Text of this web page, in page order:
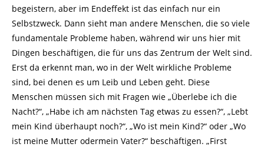
begeistern, aber im Endeffekt ist das einfach nur ein
Selbstzweck. Dann sieht man andere Menschen, die so viele
fundamentale Probleme haben, während wir uns hier mit
Dingen beschäftigen, die für uns das Zentrum der Welt sind.
Erst da erkennt man, wo in der Welt wirkliche Probleme
sind, bei denen es um Leib und Leben geht. Diese
Menschen müssen sich mit Fragen wie „Überlebe ich die
Nacht?“, „Habe ich am nächsten Tag etwas zu essen?“, „Lebt
mein Kind überhaupt noch?“, „Wo ist mein Kind?“ oder „Wo
ist meine Mutter odermein Vater?“ beschäftigen. „First